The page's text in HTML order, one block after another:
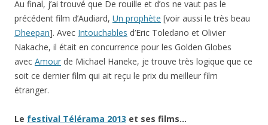
Au final, j’ai trouvé que De rouille et d’os ne vaut pas le
précédent film d’Audiard, Un prophète [voir aussi le très beau
Dheepan]. Avec Intouchables d’Eric Toledano et Olivier
Nakache, il était en concurrence pour les Golden Globes
avec Amour de Michael Haneke, je trouve très logique que ce
soit ce dernier film qui ait reçu le prix du meilleur film
étranger.
Le festival Télérama 2013 et ses films…